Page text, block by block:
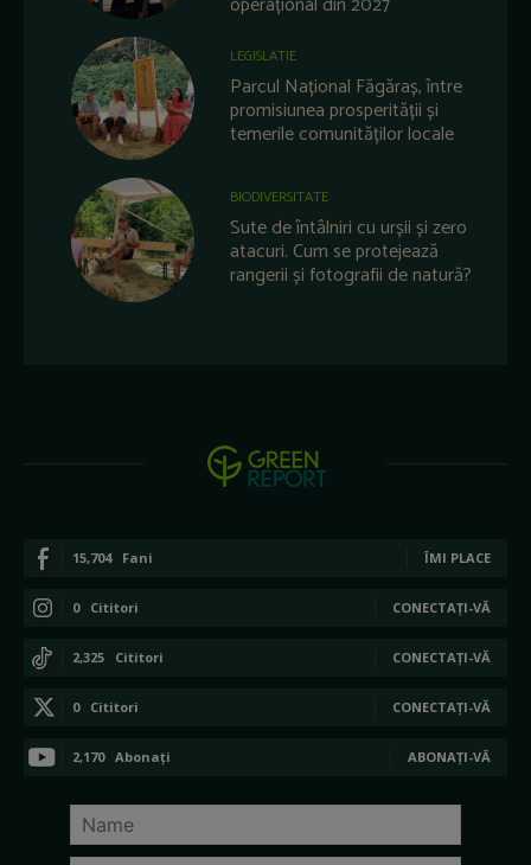
LEGISLATIE
Parcul Național Făgăraș, între
promisiunea prosperității și
temerile comunităților locale
BIODIVERSITATE
Sute de întâlniri cu urșii și zero
atacuri. Cum se protejează
rangerii și fotografii de natură?
15,704 Fani ÎMI PLACE
0 Cititori CONECTAȚI-VĂ
2,325 Cititori CONECTAȚI-VĂ
0 Cititori CONECTAȚI-VĂ
2,170 Abonați ABONAȚI-VĂ